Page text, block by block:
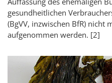
gesundheitlichen
(BgVV, inzwischen BfR) nicht
aufgenommen werden. [2]